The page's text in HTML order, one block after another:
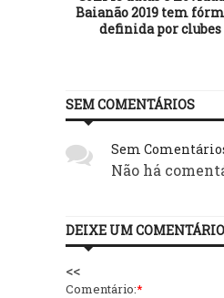
Baianão 2019 tem
definida por clubes
SEM COMENTÁRIOS
Sem
Não há
DEIXE UM COMENTÁRIO
<<
Comentário:*